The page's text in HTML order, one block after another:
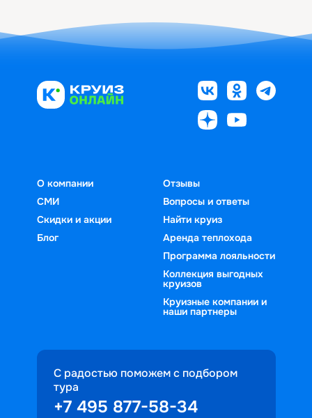
О компании
СМИ
Скидки и акции
Блог
Отзывы
Вопросы и ответы
Найти круиз
Аренда теплохода
Программа лояльности
Коллекция выгодных
круизов
Круизные компании и
наши партнеры
С радостью поможем с подбором
тура
+7 495 877-58-34